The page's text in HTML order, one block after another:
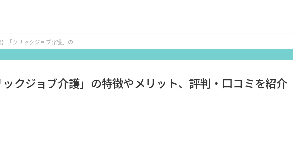
】「クリックジョブ介護」の特
、評判・口コミを紹介
ックジョブ介護」の特徴やメリット、評判・口コミを紹介